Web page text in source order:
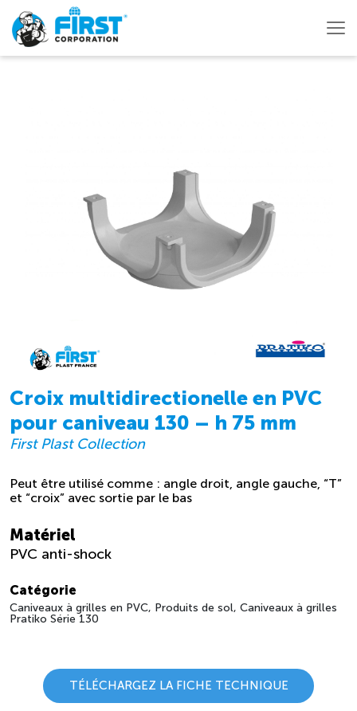
Croix multidirectionelle en PVC
pour caniveau 130 – h 75 mm
First Plast Collection
Peut être utilisé comme : angle droit, angle gauche, “T”
et “croix” avec sortie par le bas
Matériel
PVC anti-shock
Catégorie
Caniveaux à grilles en PVC, Produits de sol, Caniveaux à grilles
Pratiko Série 130
TÉLÉCHARGEZ LA FICHE TECHNIQUE